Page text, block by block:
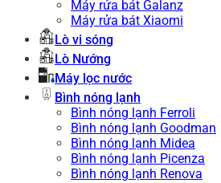
Máy rửa bát Galanz
Máy rửa bát Xiaomi
Lò vi sóng
Lò Nướng
Máy lọc nước
Bình nóng lạnh
Bình nóng lạnh Ferroli
Bình nóng lạnh Goodman
Bình nóng lạnh Midea
Bình nóng lạnh Picenza
Bình nóng lạnh Renova